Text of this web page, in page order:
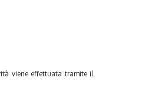
viene effettuata tramite il